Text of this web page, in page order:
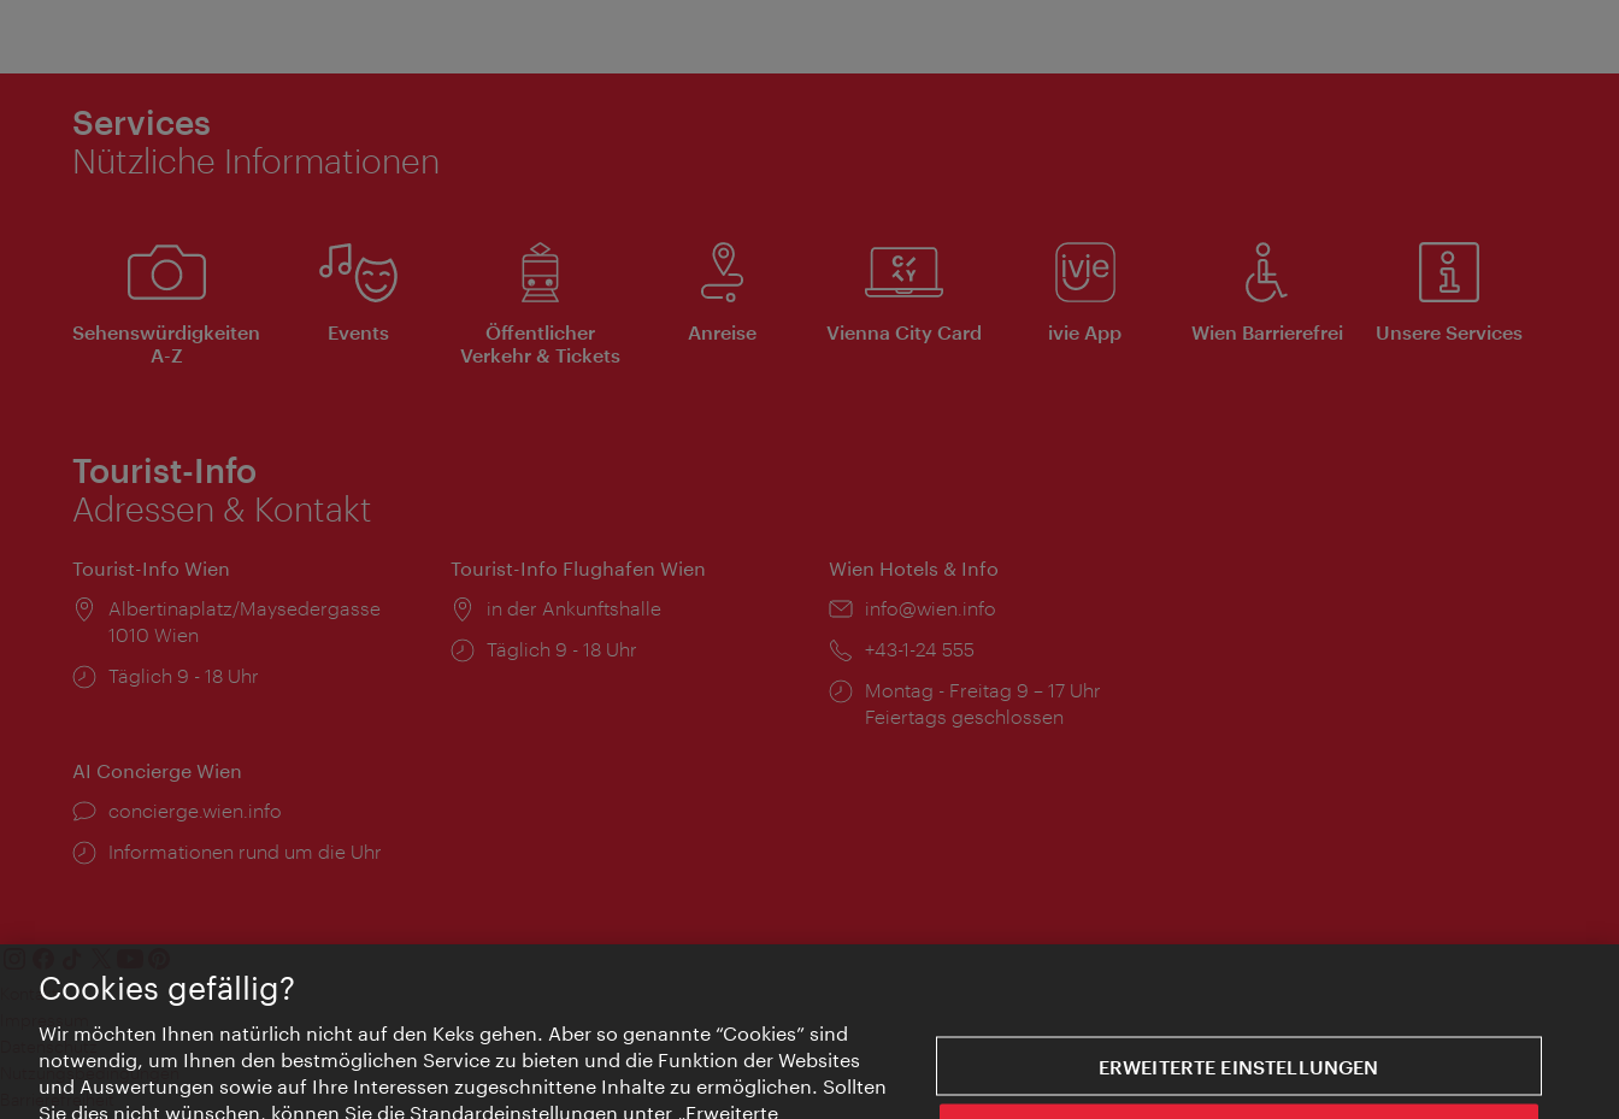
Services
Nützliche Informationen
Sehenswürdigkeiten
A-Z
Events
Öffentlicher
Verkehr & Tickets
Anreise Vienna City Card ivie App Wien Barrierefrei Unsere Services
Tourist-Info
Adressen & Kontakt
Tourist-Info Wien
Ort:
Albertinaplatz/Maysedergasse
1010 Wien
Öffnungszeiten:
Täglich 9 - 18 Uhr
Tourist-Info Flughafen Wien
Ort:
in der Ankunftshalle
Öffnungszeiten:
Täglich 9 - 18 Uhr
Wien Hotels & Info
Email:
info@wien.info
Telefon:
+43-1-24 555
Öffnungszeiten:
Montag - Freitag 9 – 17 Uhr
Feiertags geschlossen
AI Concierge Wien
Ort:
concierge.wien.info
Öffnungszeiten:
Informationen rund um die Uhr
Kontakt
Datenschutz
Nutzungsbedingungen
Barrierefreiheit
Cookies gefällig?
Wir möchten Ihnen natürlich nicht auf den Keks gehen. Aber so genannte “Cookies” sind
notwendig, um Ihnen den bestmöglichen Service zu bieten und die Funktion der Websites
und Auswertungen sowie auf Ihre Interessen zugeschnittene Inhalte zu ermöglichen. Sollten
Sie dies nicht wünschen, können Sie die Standardeinstellungen unter „Erweiterte
ERWEITERTE EINSTELLUNGEN